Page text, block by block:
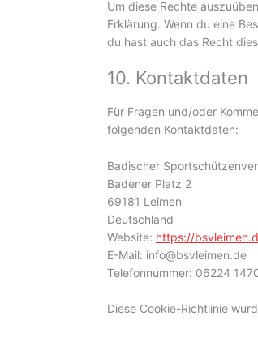
Um diese Rechte
Erklärung. Wenn du eine
du hast auch das Recht
10. Kontaktdaten
Für Fragen und/oder
folgenden Kontaktdaten:
Badischer
Badener Platz 2
69181 Leimen
Deutschland
Website: https://
E-Mail: info@bsvleimen.de
Telefonnummer: 06224
Diese Cookie-Richtlinie